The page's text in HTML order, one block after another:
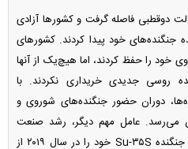
دوقطبی فاصله گرفت و کشور‌ها آزادی
جنگنده‌های خود پیدا کردند. کشور‌های
خود را حفظ کردند، اما هیچ‌یک از آنها
روسی جدیدی خریداری نکردند. با
دوران حضور جنگنده‌های شوروی و
می‌رسد. عامل مهم دیگر، رشد صنعت
جنگنده‌سازی چین بود. چین آخرین جنگنده Su-۳۵S خود را در سال ۲۰۱۹ از